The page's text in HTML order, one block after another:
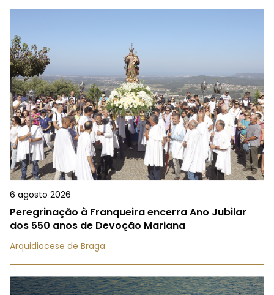
6 agosto 2026
Peregrinação à Franqueira encerra Ano Jubilar
dos 550 anos de Devoção Mariana
Arquidiocese de Braga